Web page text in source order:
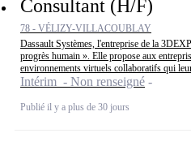
Consultant (H/F)
78 - VÉLIZY-VILLACOUBLAY
Dassault Systèmes, l'entreprise de la
progrès humain ». Elle propose aux
environnements virtuels collaboratifs qui
Intérim - Non renseigné
Publié il y a plus de 30 jours